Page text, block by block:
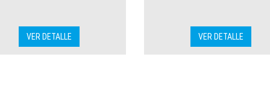
VER DETALLE VER DETALLE